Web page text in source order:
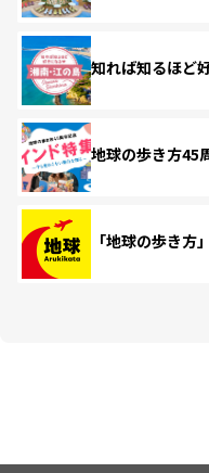
知れば知るほど
地球の歩き方45
「地球の歩き方